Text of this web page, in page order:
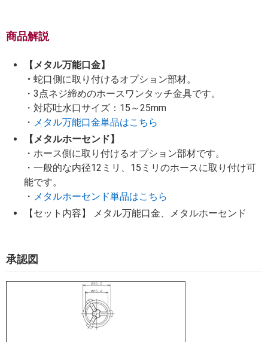
商品解説
【メタル万能口金】
・ 蛇口側に取り付けるオプション部材。
・3点ネジ締めのホースワンタッチ金具です。
・対応吐水口サイズ：15～25mm
・ メタル万能口金単品はこちら
【メタルホーセンド】
・ホース側に取り付けるオプション部材です。
・一般的な内径12ミリ、15ミリのホースに取り付け可
能です。
・ メタルホーセンド単品はこちら
【セット内容】 メタル万能口金、メタルホーセンド
承認図